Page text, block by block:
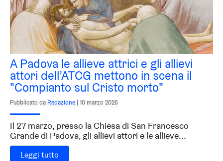
A Padova le allieve attrici e gli allievi
attori dell’ATCG mettono in scena il
"Compianto sul Cristo morto"
Pubblicato da Redazione 10 marzo 2026
Il 27 marzo, presso la Chiesa di San Francesco
Grande di Padova, gli allievi attori e le allieve...
Leggi tutto